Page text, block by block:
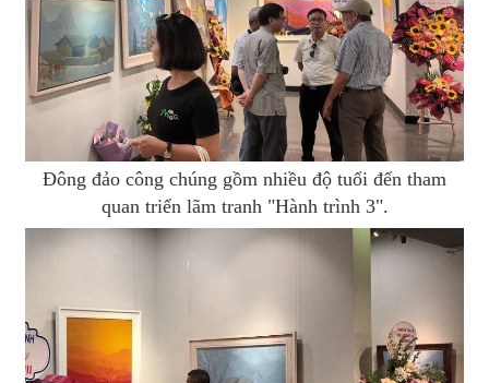
Đông đảo công chúng gồm nhiều độ tuổi đến tham
quan triển lãm tranh "Hành trình 3".